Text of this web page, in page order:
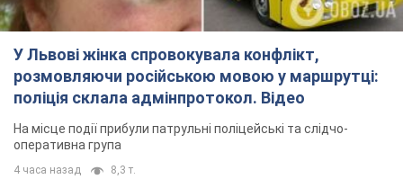
"Воюють, бо дурні": у Чернівцях
водій автобуса зневажив
українських військових і поплатився.
Відео
та образ військових